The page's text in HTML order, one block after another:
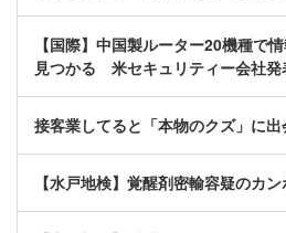
【国際】中国製ルーター20機種で
見つかる 米セキュリティー会社発
接客業してると「本物のクズ」に
【水戸地検】覚醒剤密輸容疑のカ